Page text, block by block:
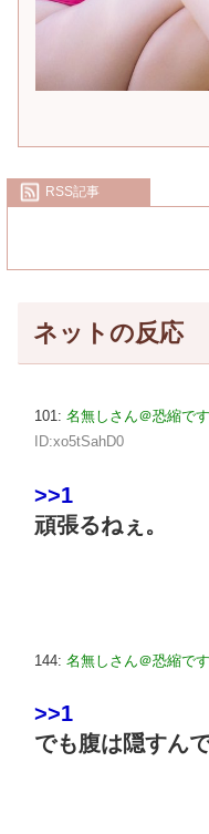
RSS記事
ネットの反応
101: 名無しさん＠恐縮です
ID:xo5tSahD0
>>1
頑張るねぇ。
144: 名無しさん＠恐縮です
>>1
でも腹は隠すん